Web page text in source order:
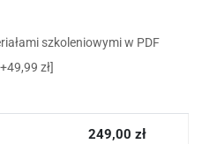
szkoleniowymi w PDF
zł]
249,00 zł